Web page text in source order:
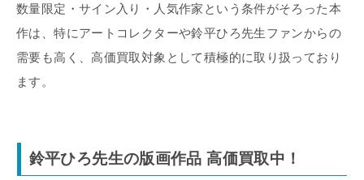
数量限定・サイン入り・人気作家という条件がそろった本
作は、特にアートコレクターや鈴平ひろ先生ファンからの
需要も高く、高価買取対象として積極的に取り扱っており
ます。
鈴平ひろ先生の版画作品 高価買取中！